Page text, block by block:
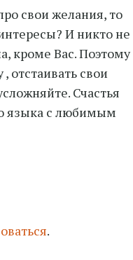
свои желания, то
И никто не
кроме Вас. Поэтому
отстаивать свои
Счастья
языка с любимым
.